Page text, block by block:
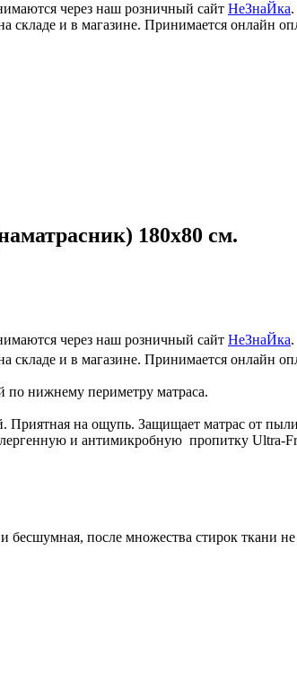
через наш розничный сайт НеЗнаЙка.
складе и в магазине. Принимается онлайн
180х80 см.
через наш розничный сайт НеЗнаЙка.
складе и в магазине. Принимается онлайн
по нижнему периметру матраса.
на ощупь. Защищает матрас от
и антимикробную пропитку Ultra-
бесшумная, после множества стирок ткани не